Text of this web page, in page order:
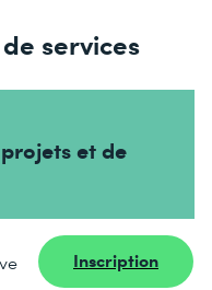
services
et de
Inscription